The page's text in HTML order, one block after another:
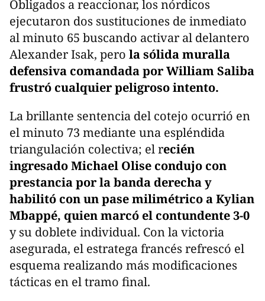
Obligados a reaccionar, los nórdicos
ejecutaron dos sustituciones de inmediato
al minuto 65 buscando activar al delantero
Alexander Isak, pero la sólida muralla
defensiva comandada por William Saliba
frustró cualquier peligroso intento.
La brillante sentencia del cotejo ocurrió en
el minuto 73 mediante una espléndida
triangulación colectiva; el recién
ingresado Michael Olise condujo con
prestancia por la banda derecha y
habilitó con un pase milimétrico a Kylian
Mbappé, quien marcó el contundente 3-0
y su doblete individual. Con la victoria
asegurada, el estratega francés refrescó el
esquema realizando más modificaciones
tácticas en el tramo final.